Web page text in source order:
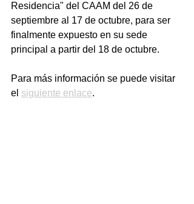
Residencia" del CAAM del 26 de
septiembre al 17 de octubre, para ser
finalmente expuesto en su sede
principal a partir del 18 de octubre.
Para más información se puede visitar
el siguiente enlace.